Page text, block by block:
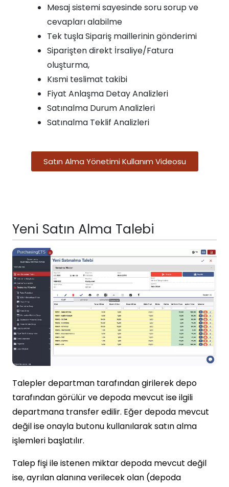
Mesaj sistemi sayesinde soru sorup ve
cevapları alabilme
Tek tuşla Sipariş maillerinin gönderimi
Siparişten direkt İrsaliye/Fatura
oluşturma,
Kısmi teslimat takibi
Fiyat Anlaşma Detay Analizleri
Satınalma Durum Analizleri
Satınalma Teklif Analizleri
Satın Alma Yönetimi Kullanım Videosu
Yeni Satın Alma Talebi
Talepler departman tarafından girilerek depo
tarafından görülür ve depoda mevcut ise ilgili
departmana transfer edilir. Eğer depoda mevcut
değil ise onayla butonu kullanılarak satın alma
işlemleri başlatılır.
Talep fişi ile istenen miktar depoda mevcut değil
ise, ayrılan alanına verilecek olan (depoda